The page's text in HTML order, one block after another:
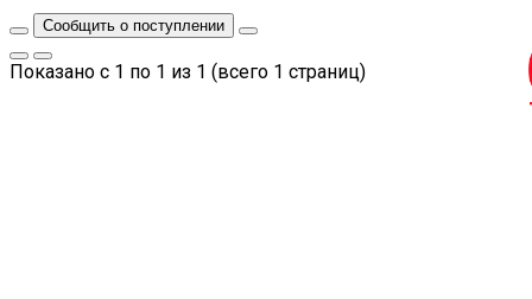
Сообщить о поступлении
Показано с 1 по 1 из 1 (всего 1 страниц)